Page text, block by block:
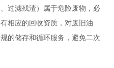
过滤残渣）属于危险废物，必
相应的回收资质，对废旧油
的储存和循环服务，避免二次